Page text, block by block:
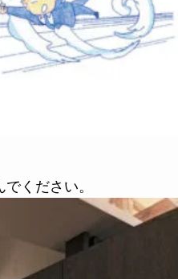
ください。